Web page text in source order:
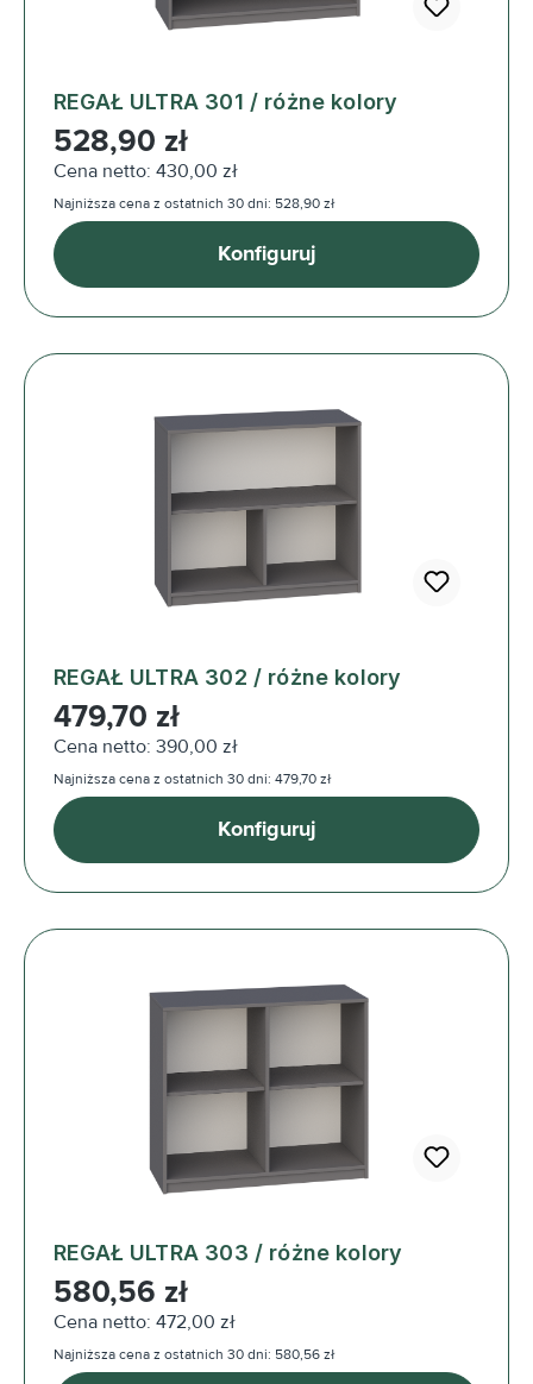
REGAŁ ULTRA 301 / różne kolory
Cena regularna:
528,90 zł
Cena netto: 430,00 zł
Najniższa cena z ostatnich 30 dni: 528,90 zł
Konfiguruj
REGAŁ ULTRA 302 / różne kolory
Cena regularna:
479,70 zł
Cena netto: 390,00 zł
Najniższa cena z ostatnich 30 dni: 479,70 zł
Konfiguruj
REGAŁ ULTRA 303 / różne kolory
Cena regularna:
580,56 zł
Cena netto: 472,00 zł
Najniższa cena z ostatnich 30 dni: 580,56 zł